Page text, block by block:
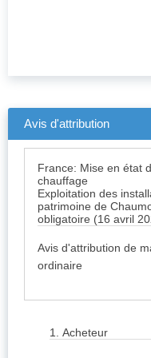
Avis d'attribution
France: Mise en état
chauffage
Exploitation des
patrimoine de
obligatoire (16 avril
Avis d'attribution de
ordinaire
1. Acheteur